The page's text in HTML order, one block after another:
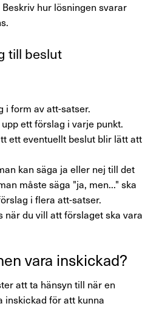
hur lösningen svarar
till beslut
i form av att-satser.
ett förslag i varje punkt.
ett eventuellt beslut blir lätt att
kan säga ja eller nej till det
måste säga "ja, men..." ska
i flera att-satser.
när du vill att förslaget ska vara
vara inskickad?
att ta hänsyn till när en
inskickad för att kunna